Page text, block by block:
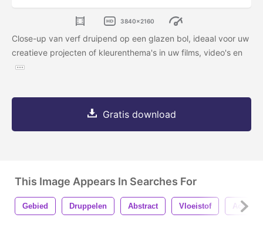
3840x2160
Close-up van verf druipend op een glazen bol, ideaal voor uw
creatieve projecten of kleurenthema's in uw films, video's en
Gratis download
This Image Appears In Searches For
Gebied Druppelen Abstract Vloeistof